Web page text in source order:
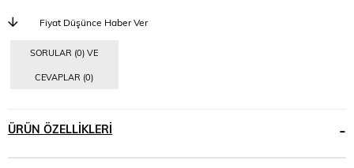
Fiyat Düşünce Haber Ver
SORULAR (0) VE
CEVAPLAR (0)
ÜRÜN ÖZELLIKLERI